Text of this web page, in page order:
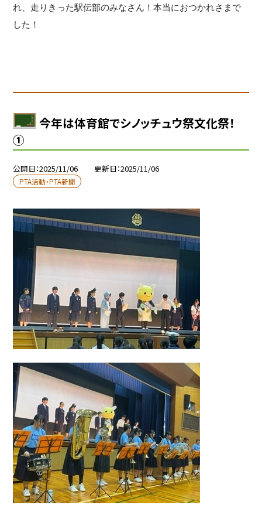
れ、走りきった駅伝部のみなさん！本当におつかれさまで
した！
今年は体育館でシノッチュウ祭文化祭！
①
公開日 2025/11/06 更新日 2025/11/06
PTA活動・PTA新聞